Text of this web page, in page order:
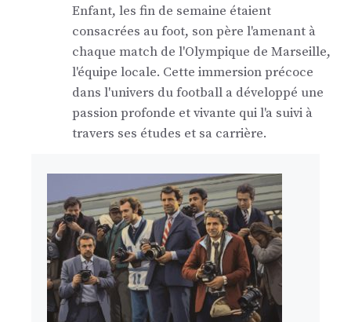
Enfant, les fin de semaine étaient
consacrées au foot, son père l'amenant à
chaque match de l'Olympique de Marseille,
l'équipe locale. Cette immersion précoce
dans l'univers du football a développé une
passion profonde et vivante qui l'a suivi à
travers ses études et sa carrière.